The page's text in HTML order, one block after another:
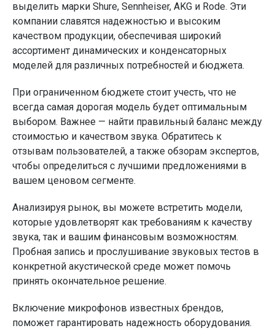
выделить марки Shure, Sennheiser, AKG и Rode. Эти
компании славятся надежностью и высоким
качеством продукции, обеспечивая широкий
ассортимент динамических и конденсаторных
моделей для различных потребностей и бюджета.
При ограниченном бюджете стоит учесть, что не
всегда самая дорогая модель будет оптимальным
выбором. Важнее — найти правильный баланс между
стоимостью и качеством звука. Обратитесь к
отзывам пользователей, а также обзорам экспертов,
чтобы определиться с лучшими предложениями в
вашем ценовом сегменте.
Анализируя рынок, вы можете встретить модели,
которые удовлетворят как требованиям к качеству
звука, так и вашим финансовым возможностям.
Пробная запись и прослушивание звуковых тестов в
конкретной акустической среде может помочь
принять окончательное решение.
Включение микрофонов известных брендов,
поможет гарантировать надежность оборудования.